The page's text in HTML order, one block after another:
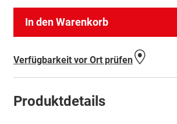
In den Warenkorb
Verfügbarkeit vor Ort prüfen
Produktdetails